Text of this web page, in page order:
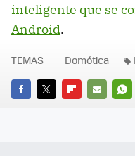
inteligente que se
Android.
FACEBOOK
TWITTERFLIPBOARD
E-
TEMAS Domótica